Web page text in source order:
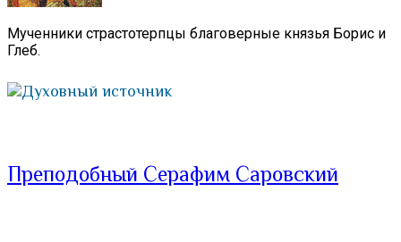
Мученники страстотерпцы благоверные князья Борис и
Глеб.
Духовный источник
Преподобный Серафим Саровский